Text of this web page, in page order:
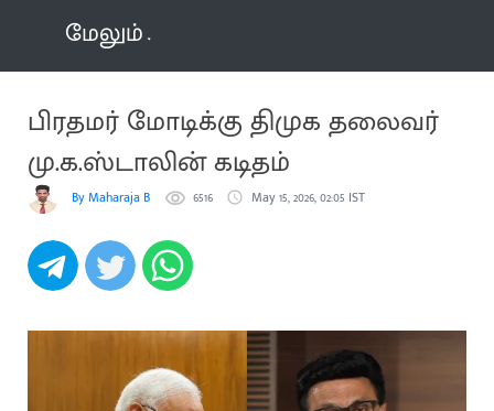
மேலும்
பிரதமர் மோடிக்கு திமுக தலைவர்
மு.க.ஸ்டாலின் கடிதம்
By Maharaja B 6516 May 15, 2026, 02:05 IST